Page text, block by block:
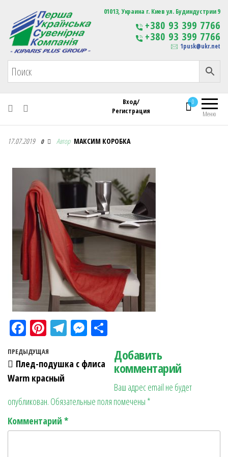
Первая Украинская Сувенирная Компания Изготовление
сувенирной продукции
с логотипом
01013, Украина г. Киев ул. Будиндустрии 9
+380 93 399 7766
+380 93 399 7766
1pusk@ukr.net
Меню
0
Вход/
Регистрация
Первая Украинская Сувенирная Компания
17.07.2019 0 Автор МАКСИМ КОРОБКА
Fa
ce
bo
ok
Pi
nt
er
es
t
Te
gr
M
se
r
ра
в
ит
ь
Навигация по записям
Предыдущая запись
ПРЕДЫДУЩАЯ
Плед-подушка с флиса
Warm красный
Добавить
комментарий
Ваш адрес email не будет
опубликован. Обязательные поля помечены *
Комментарий *